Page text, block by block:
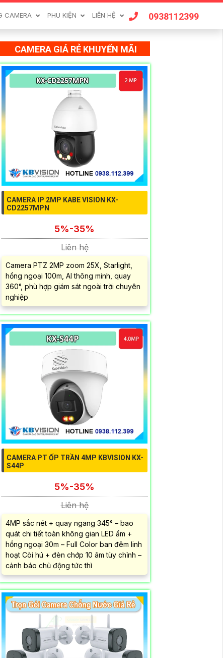
CAMERA PHU KIỆN LIÊN HỆ 0938112399
CAMERA GIÁ RẺ KHUYẾN MÃI
CAMERA IP 2MP KABE VISION KX-
CD2257MPN
5%-35%
Liên hệ
Camera PTZ 2MP zoom 25X, Starlight,
hồng ngoại 100m, AI thông minh, quay
360°, phù hợp giám sát ngoài trời chuyên
nghiệp
CAMERA PT ỐP TRẦN 4MP KBVISION KX-
S44P
5%-35%
Liên hệ
4MP sắc nét + quay ngang 345° – bao
quát chi tiết toàn không gian LED ấm +
hồng ngoại 30m – Full Color ban đêm linh
hoạt Còi hú + đèn chớp 10 âm tùy chỉnh –
cảnh báo chủ động tức thì